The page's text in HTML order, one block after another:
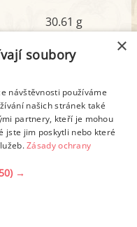
30.61 g
20.16 g
16.73 g
10.21 g
×
soubory
návštěvnosti používáme
našich stránek také
partnery, kteří je mohou
jste jim poskytli nebo které
Zásady ochrany
→